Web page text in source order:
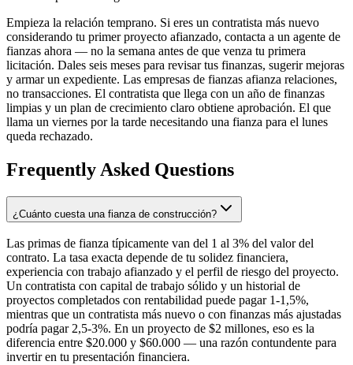
Empieza la relación temprano. Si eres un contratista más nuevo
considerando tu primer proyecto afianzado, contacta a un agente de
fianzas ahora — no la semana antes de que venza tu primera
licitación. Dales seis meses para revisar tus finanzas, sugerir mejoras
y armar un expediente. Las empresas de fianzas afianza relaciones,
no transacciones. El contratista que llega con un año de finanzas
limpias y un plan de crecimiento claro obtiene aprobación. El que
llama un viernes por la tarde necesitando una fianza para el lunes
queda rechazado.
Frequently Asked Questions
¿Cuánto cuesta una fianza de construcción?
Las primas de fianza típicamente van del 1 al 3% del valor del
contrato. La tasa exacta depende de tu solidez financiera,
experiencia con trabajo afianzado y el perfil de riesgo del proyecto.
Un contratista con capital de trabajo sólido y un historial de
proyectos completados con rentabilidad puede pagar 1-1,5%,
mientras que un contratista más nuevo o con finanzas más ajustadas
podría pagar 2,5-3%. En un proyecto de $2 millones, eso es la
diferencia entre $20.000 y $60.000 — una razón contundente para
invertir en tu presentación financiera.